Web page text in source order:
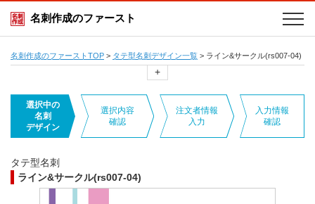
名刺作成のファースト
名刺作成のファーストTOP > タテ型名刺デザイン一覧 > ライン&サークル(rs007-04)
+
選択中の
名刺
デザイン
選択内容
確認
注文者情報
入力
入力情報
確認
タテ型名刺
ライン&サークル(rs007-04)